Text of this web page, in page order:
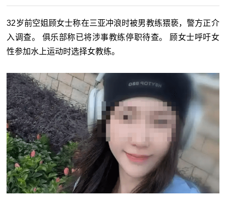
32岁前空姐顾女士称在三亚冲浪时被男教练猥亵，警方正介
入调查。 俱乐部称已将涉事教练停职待查。 顾女士呼吁女
性参加水上运动时选择女教练。